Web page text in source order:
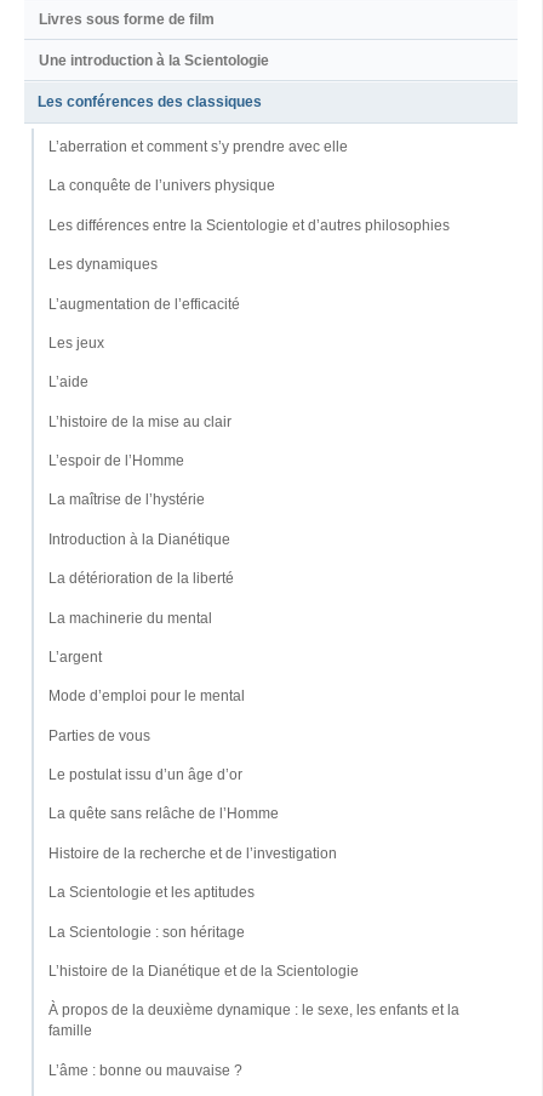
Livres sous forme de film
Une introduction à la Scientologie
Les conférences des classiques
L’aberration et comment s’y prendre avec elle
La conquête de l’univers physique
Les différences entre la Scientologie et d’autres philosophies
Les dynamiques
L’augmentation de l’efficacité
Les jeux
L’aide
L’histoire de la mise au clair
L’espoir de l’Homme
La maîtrise de l’hystérie
Introduction à la Dianétique
La détérioration de la liberté
La machinerie du mental
L’argent
Mode d’emploi pour le mental
Parties de vous
Le postulat issu d’un âge d’or
La quête sans relâche de l’Homme
Histoire de la recherche et de l’investigation
La Scientologie et les aptitudes
La Scientologie : son héritage
L’histoire de la Dianétique et de la Scientologie
À propos de la deuxième dynamique : le sexe, les enfants et la
famille
L’âme : bonne ou mauvaise ?